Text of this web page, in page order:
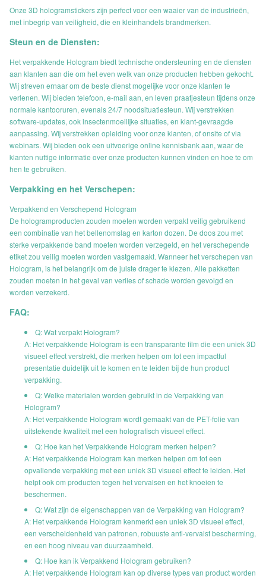
Onze 3D hologramstickers zijn perfect voor een waaier van de industrieën,
met inbegrip van veiligheid, die en kleinhandels brandmerken.
Steun en de Diensten:
Het verpakkende Hologram biedt technische ondersteuning en de diensten
aan klanten aan die om het even welk van onze producten hebben gekocht.
Wij streven ernaar om de beste dienst mogelijke voor onze klanten te
verlenen. Wij bieden telefoon, e-mail aan, en leven praatjesteun tijdens onze
normale kantooruren, evenals 24/7 noodsituatiesteun. Wij verstrekken
software-updates, ook insectenmoeilijke situaties, en klant-gevraagde
aanpassing. Wij verstrekken opleiding voor onze klanten, of onsite of via
webinars. Wij bieden ook een uitvoerige online kennisbank aan, waar de
klanten nuttige informatie over onze producten kunnen vinden en hoe te om
hen te gebruiken.
Verpakking en het Verschepen:
Verpakkend en Verschepend Hologram
De hologramproducten zouden moeten worden verpakt veilig gebruikend
een combinatie van het bellenomslag en karton dozen. De doos zou met
sterke verpakkende band moeten worden verzegeld, en het verschepende
etiket zou veilig moeten worden vastgemaakt. Wanneer het verschepen van
Hologram, is het belangrijk om de juiste drager te kiezen. Alle pakketten
zouden moeten in het geval van verlies of schade worden gevolgd en
worden verzekerd.
FAQ:
Q: Wat verpakt Hologram?
A: Het verpakkende Hologram is een transparante film die een uniek 3D
visueel effect verstrekt, die merken helpen om tot een impactful
presentatie duidelijk uit te komen en te leiden bij de hun product
verpakking.
Q: Welke materialen worden gebruikt in de Verpakking van
Hologram?
A: Het verpakkende Hologram wordt gemaakt van de PET-folie van
uitstekende kwaliteit met een holografisch visueel effect.
Q: Hoe kan het Verpakkende Hologram merken helpen?
A: Het verpakkende Hologram kan merken helpen om tot een
opvallende verpakking met een uniek 3D visueel effect te leiden. Het
helpt ook om producten tegen het vervalsen en het knoeien te
beschermen.
Q: Wat zijn de eigenschappen van de Verpakking van Hologram?
A: Het verpakkende Hologram kenmerkt een uniek 3D visueel effect,
een verscheidenheid van patronen, robuuste anti-vervalst bescherming,
en een hoog niveau van duurzaamheid.
Q: Hoe kan ik Verpakkend Hologram gebruiken?
A: Het verpakkende Hologram kan op diverse types van product worden